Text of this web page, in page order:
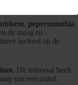
is het
dop
drogen
, pepermuntbla
de maag en
invloed op de
. Dit mineraal heeft
van een paard.